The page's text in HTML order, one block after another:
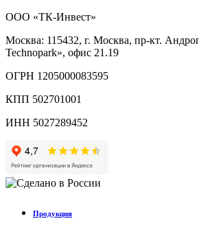
ООО «ТК-Инвест»
Москва: 115432, г. Москва, пр-кт.
Technopark», офис 21.19
ОГРН 1205000083595
КПП 502701001
ИНН 5027289452
Продукция